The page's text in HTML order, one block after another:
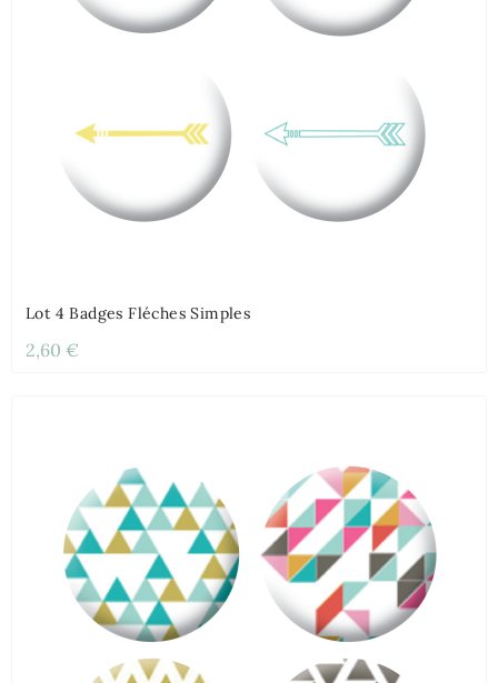
Lot 4 Badges Fléches Simples
2,60 €